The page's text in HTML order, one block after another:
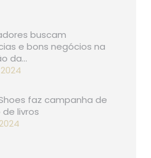
buscam
e bons negócios na
da…
faz campanha de
livros